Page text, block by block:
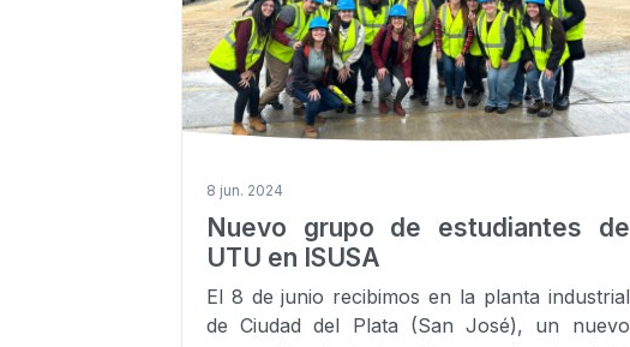
8 jun. 2024
Nuevo grupo de estudiantes de
UTU en ISUSA
El 8 de junio recibimos en la planta industrial
de Ciudad del Plata (San José), un nuevo